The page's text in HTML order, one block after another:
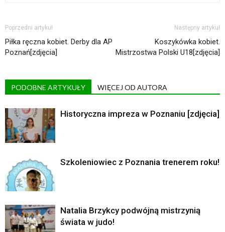
Poprzedni artykuł
Piłka ręczna kobiet. Derby dla AP
Poznań[zdjęcia]
Następny artykuł
Koszykówka kobiet.
Mistrzostwa Polski U18[zdjęcia]
PODOBNE ARTYKUŁY WIĘCEJ OD AUTORA
Historyczna impreza w Poznaniu [zdjęcia]
Szkoleniowiec z Poznania trenerem roku!
Natalia Brzykcy podwójną mistrzynią
świata w judo!